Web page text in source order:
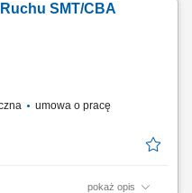
Nadzór nad
transportu
SMT/CBA
umowa o pracę
pokaż opis